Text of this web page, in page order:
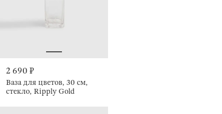
2 690 ₽
Ваза для цветов, 30 см,
стекло, Ripply Gold